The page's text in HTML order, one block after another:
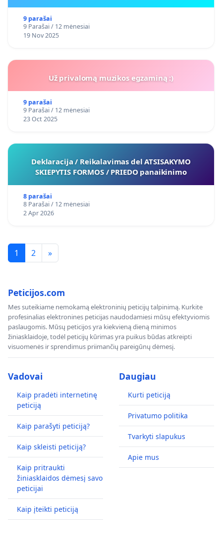
9 parašai
9 Parašai / 12 mėnesiai
19 Nov 2025
Už privalomą muzikos egzaminą :)
9 parašai
9 Parašai / 12 mėnesiai
23 Oct 2025
Deklaracija / Reikalavimas del ATSISAKYMO
SKIEPYTIS FORMOS / PRIEDO panaikinimo
8 parašai
8 Parašai / 12 mėnesiai
2 Apr 2026
1 2 »
Peticijos.com
Mes suteikiame nemokamą elektroninių peticijų talpinimą. Kurkite
profesinalias elektronines peticijas naudodamiesi mūsų efektyviomis
paslaugomis. Mūsų peticijos yra kiekvieną dieną minimos
žiniasklaidoje, todėl peticijų kūrimas yra puikus būdas atkreipti
visuomenės ir sprendimus priimančių pareigūnų dėmesį.
Vadovai
Kaip pradėti internetinę
peticiją
Kaip parašyti peticiją?
Kaip skleisti peticiją?
Kaip pritraukti
žiniasklaidos dėmesį savo
peticijai
Kaip įteikti peticiją
Daugiau
Kurti peticiją
Privatumo politika
Tvarkyti slapukus
Apie mus